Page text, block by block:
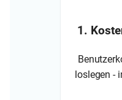
1.
loslegen -